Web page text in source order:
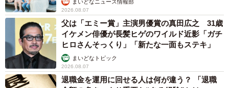
まいどなニュース情報部
2026.08.07
父は「エミー賞」主演男優賞の真田広之 31歳
イケメン俳優が長髪ヒゲのワイルド近影「ガチ
ヒロさんそっくり」「新たな一面もステキ」
まいどなトピック
2026.08.07
退職金を運用に回せる人は何が違う？ 「退職